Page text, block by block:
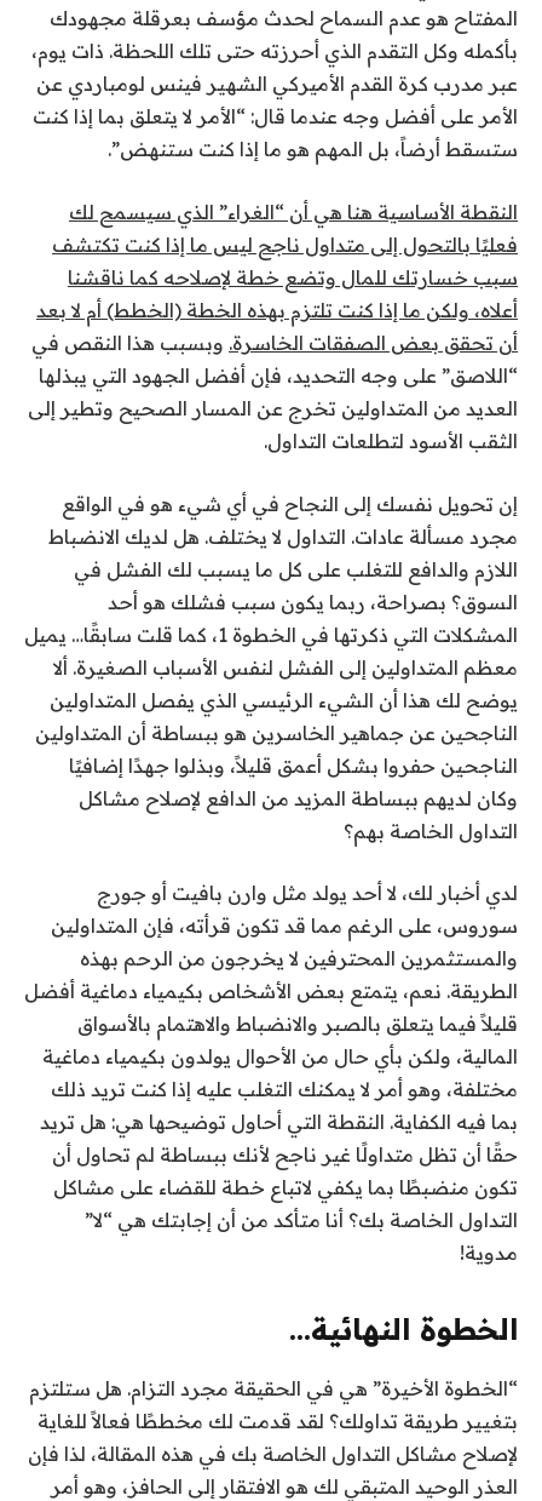
المفتاح هو عدم السماح لحدث مؤسف بعرقلة مجهودك
بأكمله وكل التقدم الذي أحرزته حتى تلك اللحظة. ذات يوم،
عبر مدرب كرة القدم الأميركي الشهير فينس لومباردي عن
الأمر على أفضل وجه عندما قال: “الأمر لا يتعلق بما إذا كنت
ستسقط أرضاً، بل المهم هو ما إذا كنت ستنهض”.
النقطة الأساسية هنا هي أن “الغراء” الذي سيسمح لك
فعليًا بالتحول إلى متداول ناجح ليس ما إذا كنت تكتشف
سبب خسارتك للمال وتضع خطة لإصلاحه كما ناقشنا
أعلاه، ولكن ما إذا كنت تلتزم بهذه الخطة (الخطط) أم لا بعد
أن تحقق بعض الصفقات الخاسرة. وبسبب هذا النقص في
“اللاصق” على وجه التحديد، فإن أفضل الجهود التي يبذلها
العديد من المتداولين تخرج عن المسار الصحيح وتطير إلى
الثقب الأسود لتطلعات التداول.
إن تحويل نفسك إلى النجاح في أي شيء هو في الواقع
مجرد مسألة عادات. التداول لا يختلف. هل لديك الانضباط
اللازم والدافع للتغلب على كل ما يسبب لك الفشل في
السوق؟ بصراحة، ربما يكون سبب فشلك هو أحد
المشكلات التي ذكرتها في الخطوة 1، كما قلت سابقًا… يميل
معظم المتداولين إلى الفشل لنفس الأسباب الصغيرة. ألا
يوضح لك هذا أن الشيء الرئيسي الذي يفصل المتداولين
الناجحين عن جماهير الخاسرين هو ببساطة أن المتداولين
الناجحين حفروا بشكل أعمق قليلاً، وبذلوا جهدًا إضافيًا
وكان لديهم ببساطة المزيد من الدافع لإصلاح مشاكل
التداول الخاصة بهم؟
لدي أخبار لك، لا أحد يولد مثل وارن بافيت أو جورج
سوروس، على الرغم مما قد تكون قرأته، فإن المتداولين
والمستثمرين المحترفين لا يخرجون من الرحم بهذه
الطريقة. نعم، يتمتع بعض الأشخاص بكيمياء دماغية أفضل
قليلاً فيما يتعلق بالصبر والانضباط والاهتمام بالأسواق
المالية، ولكن بأي حال من الأحوال يولدون بكيمياء دماغية
مختلفة، وهو أمر لا يمكنك التغلب عليه إذا كنت تريد ذلك
بما فيه الكفاية. النقطة التي أحاول توضيحها هي: هل تريد
حقًا أن تظل متداولًا غير ناجح لأنك ببساطة لم تحاول أن
تكون منضبطًا بما يكفي لاتباع خطة للقضاء على مشاكل
التداول الخاصة بك؟ أنا متأكد من أن إجابتك هي “لا”
مدوية!
الخطوة النهائية…
“الخطوة الأخيرة” هي في الحقيقة مجرد التزام. هل ستلتزم
بتغيير طريقة تداولك؟ لقد قدمت لك مخططًا فعالاً للغاية
لإصلاح مشاكل التداول الخاصة بك في هذه المقالة، لذا فإن
العذر الوحيد المتبقي لك هو الافتقار إلى الحافز، وهو أمر